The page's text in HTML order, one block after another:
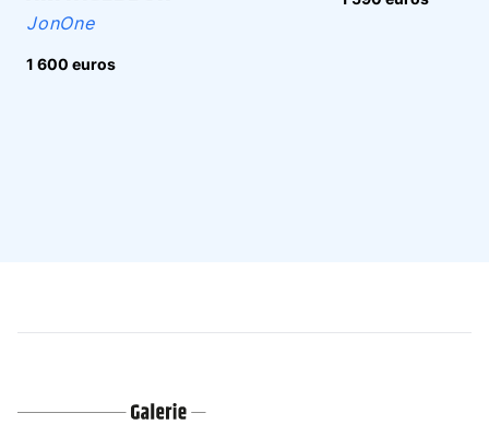
JonOne
1 600 euros